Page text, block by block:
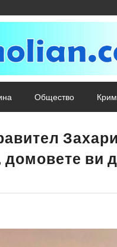
Общество
домовете ви